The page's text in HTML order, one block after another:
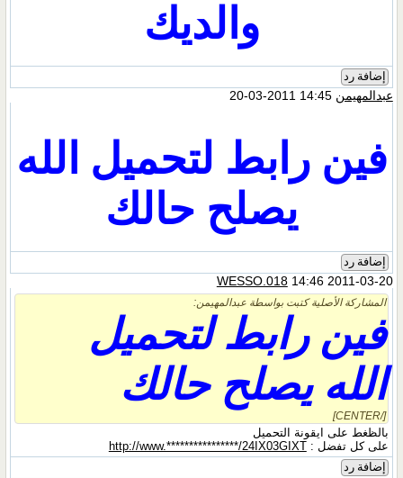
والديك
إضافة رد
عبدالمهيمن 14:45 2011-03-20
فين رابط لتحميل الله
يصلح حالك
إضافة رد
WESSO.01814:46 2011-03-20
المشاركة الأصلية كتبت بواسطة عبدالمهيمن:
فين رابط لتحميل
الله يصلح حالك
[/CENTER]
بالظغط على ايقونة التحميل
على كل تفضل :http://www.****************/24IX03GIXT
إضافة رد